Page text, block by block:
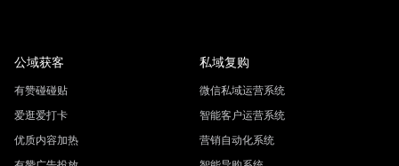
公域获客
有赞碰碰贴
爱逛爱打卡
优质内容加热
私域复购
微信私域运营系统
智能客户运营系统
营销自动化系统